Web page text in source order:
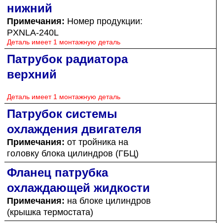
нижний
Примечания: Номер продукции:
PXNLA-240L
Деталь имеет 1 монтажную деталь
Патрубок радиатора
верхний
Деталь имеет 1 монтажную деталь
Патрубок системы
охлаждения двигателя
Примечания: от тройника на
головку блока цилиндров (ГБЦ)
Фланец патрубка
охлаждающей жидкости
Примечания: на блоке цилиндров
(крышка термостата)